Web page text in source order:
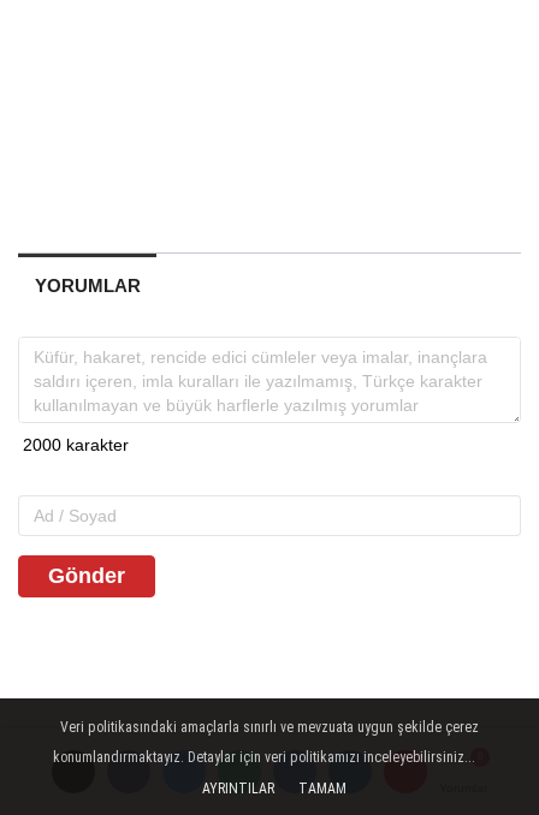
YORUMLAR
Gönder
Veri politikasındaki amaçlarla sınırlı ve mevzuata uygun şekilde çerez
konumlandırmaktayız. Detaylar için veri politikamızı inceleyebilirsiniz...
AYRINTILAR
TAMAM